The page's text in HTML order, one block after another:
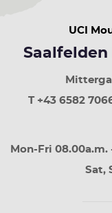
UCI
Saalfelden
T +43 6582
Mon-Fri 08.00a.m.
Sat,